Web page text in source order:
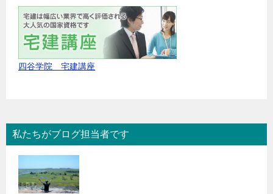
四谷学院 宅建講座
私たちがブログ担当者です